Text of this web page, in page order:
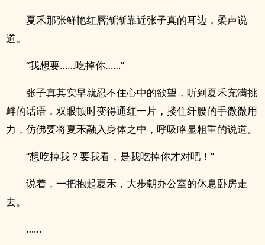
夏禾那张鲜艳红唇渐渐靠近张子真的耳边，柔声说
道。
“我想要……吃掉你……”
张子真其实早就忍不住心中的欲望，听到夏禾充满挑
衅的话语，双眼顿时变得通红一片，搂住纤腰的手微微用
力，仿佛要将夏禾融入身体之中，呼吸略显粗重的说道。
“想吃掉我？要我看，是我吃掉你才对吧！”
说着，一把抱起夏禾，大步朝办公室的休息卧房走
去。
……